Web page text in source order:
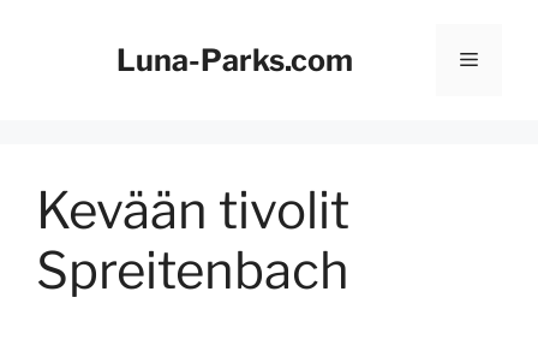
Luna-Parks.com Valikko
Kevään tivolit
Spreitenbach